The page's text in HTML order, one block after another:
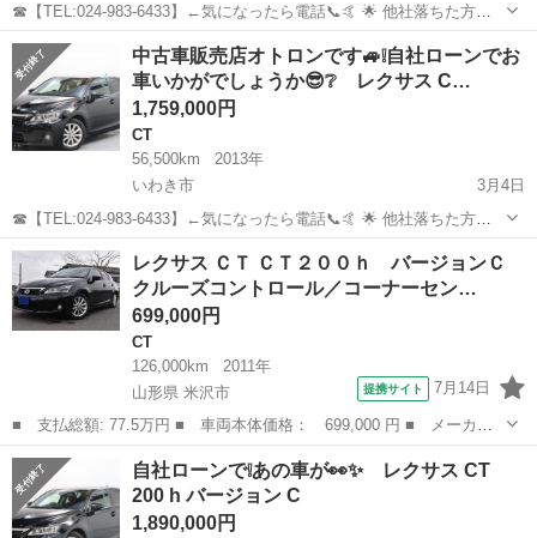
☎【TEL:024-983-6433】←気になったら電話📞🤙 🌟 他社落ちた方、
オトロンは見捨てません 🌟 💰 金利ゼロで夢のクルマをGET 💰 今回
のお車はこちら🚗 https://www.otoron.jp/l...
福島 いわき市 CT オトロン
中古車販売店オトロンです🚙❕自社ローンでお
車いかがでしょうか😎❔ レクサス C…
1,759,000円
CT
56,500km
2013年
いわき市
3月4日
☎【TEL:024-983-6433】←気になったら電話📞🤙 🌟 他社落ちた方、
オトロンは見捨てません 🌟 💰 金利ゼロで夢のクルマをGET 💰 今回の
お車はこちら🚗 https://www.otoron.j...
福島 いわき市
レクサス ＣＴ ＣＴ２００ｈ バージョンＣ
クルーズコントロール／コーナーセン…
699,000円
CT
126,000km
2011年
山形県 米沢市
提携サイト 7月14日
■ 支払総額: 77.5万円 ■ 車両本体価格： 699,000 円 ■ メーカー
名： レクサス ■ 車種名： ＣＴ ■ グレード名： ＣＴ２００
ｈ バージョンＣ クルーズコントロール／コーナーセンサー／シー
トヒーター／Ｅ...
山形
自社ローンで❕あの車が👀✨ レクサス CT
200 h バージョン C
1,890,000円